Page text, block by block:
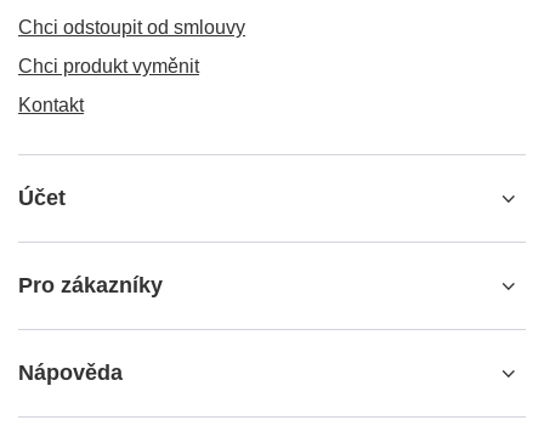
Chci odstoupit od smlouvy
Chci produkt vyměnit
Kontakt
Účet
Pro zákazníky
Nápověda